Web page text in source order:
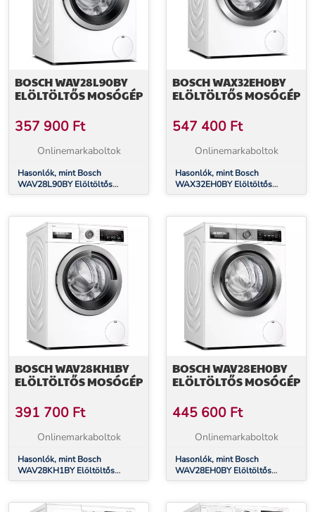
BOSCH WAV28L90BY
ELÖLTÖLTŐS MOSÓGÉP
357 900 Ft
Onlinemarkaboltok
Hasonlók, mint Bosch
WAV28L90BY Elöltöltős
mosógép
BOSCH WAX32EH0BY
ELÖLTÖLTŐS MOSÓGÉP
547 400 Ft
Onlinemarkaboltok
Hasonlók, mint Bosch
WAX32EH0BY Elöltöltős
mosógép
BOSCH WAV28KH1BY
ELÖLTÖLTŐS MOSÓGÉP
391 700 Ft
Onlinemarkaboltok
Hasonlók, mint Bosch
WAV28KH1BY Elöltöltős
mosógép
BOSCH WAV28EH0BY
ELÖLTÖLTŐS MOSÓGÉP
445 600 Ft
Onlinemarkaboltok
Hasonlók, mint Bosch
WAV28EH0BY Elöltöltős
mosógép